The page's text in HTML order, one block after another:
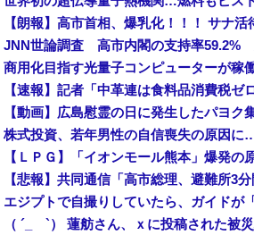
【朗報】高市首相、爆乳化！！！ サナ活